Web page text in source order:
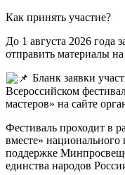
Как принять участие?
До 1 августа 2026 года
отправить материалы
Бланк заявки
Всероссийском
мастеров» на сайте
Фестиваль проходит в
вместе»
поддержке
единства народов